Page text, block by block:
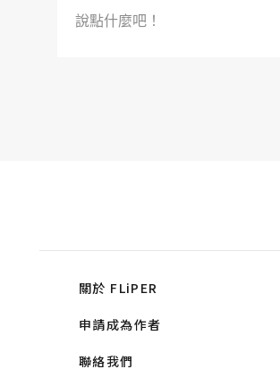
說點什麼吧！
關於 FLiPER
申請成為作者
聯絡我們